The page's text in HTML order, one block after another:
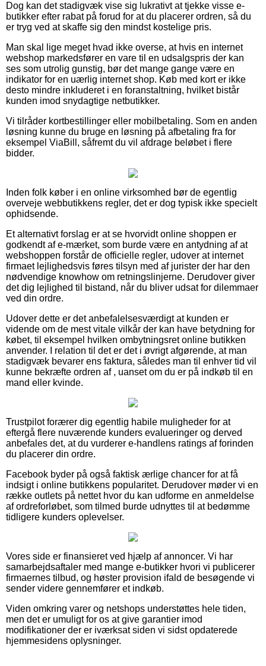
Dog kan det stadigvæk vise sig lukrativt at tjekke visse e-
butikker efter rabat på forud for at du placerer ordren, så du
er tryg ved at skaffe sig den mindst kostelige pris.
Man skal lige meget hvad ikke overse, at hvis en internet
webshop markedsfører en vare til en udsalgspris der kan
ses som utrolig gunstig, bør det mange gange være en
indikator for en uærlig internet shop. Køb med kort er ikke
desto mindre inkluderet i en foranstaltning, hvilket bistår
kunden imod snydagtige netbutikker.
Vi tilråder kortbestillinger eller mobilbetaling. Som en anden
løsning kunne du bruge en løsning på afbetaling fra for
eksempel ViaBill, såfremt du vil afdrage beløbet i flere
bidder.
Inden folk køber i en online virksomhed bør de egentlig
overveje webbutikkens regler, det er dog typisk ikke specielt
ophidsende.
Et alternativt forslag er at se hvorvidt online shoppen er
godkendt af e-mærket, som burde være en antydning af at
webshoppen forstår de officielle regler, udover at internet
firmaet lejlighedsvis føres tilsyn med af jurister der har den
nødvendige knowhow om retningslinjerne. Derudover giver
det dig lejlighed til bistand, når du bliver udsat for dilemmaer
ved din ordre.
Udover dette er det anbefalelsesværdigt at kunden er
vidende om de mest vitale vilkår der kan have betydning for
købet, til eksempel hvilken ombytningsret online butikken
anvender. I relation til det er det i øvrigt afgørende, at man
stadigvæk bevarer ens faktura, således man til enhver tid vil
kunne bekræfte ordren af , uanset om du er på indkøb til en
mand eller kvinde.
Trustpilot forærer dig egentlig habile muligheder for at
eftergå flere nuværende kunders evalueringer og derved
anbefales det, at du vurderer e-handlens ratings af forinden
du placerer din ordre.
Facebook byder på også faktisk ærlige chancer for at få
indsigt i online butikkens popularitet. Derudover møder vi en
række outlets på nettet hvor du kan udforme en anmeldelse
af ordreforløbet, som tilmed burde udnyttes til at bedømme
tidligere kunders oplevelser.
Vores side er finansieret ved hjælp af annoncer. Vi har
samarbejdsaftaler med mange e-butikker hvori vi publicerer
firmaernes tilbud, og høster provision ifald de besøgende vi
sender videre gennemfører et indkøb.
Viden omkring varer og netshops understøttes hele tiden,
men det er umuligt for os at give garantier imod
modifikationer der er iværksat siden vi sidst opdaterede
hjemmesidens oplysninger.